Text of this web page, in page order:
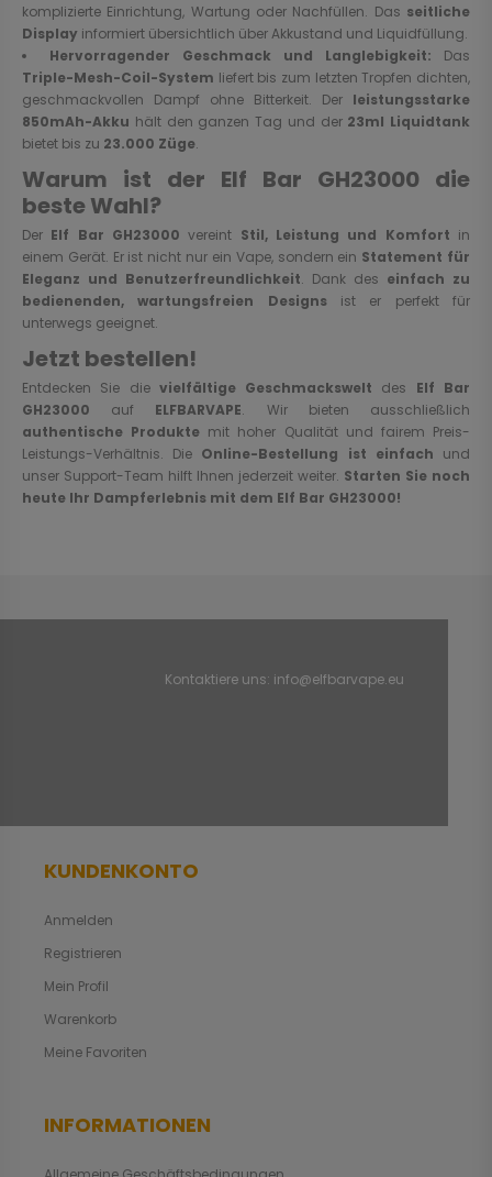
komplizierte Einrichtung, Wartung oder Nachfüllen. Das seitliche
Display informiert übersichtlich über Akkustand und Liquidfüllung.
Hervorragender Geschmack und Langlebigkeit: Das
Triple-Mesh-Coil-System liefert bis zum letzten Tropfen dichten,
geschmackvollen Dampf ohne Bitterkeit. Der leistungsstarke
850mAh-Akku hält den ganzen Tag und der 23ml Liquidtank
bietet bis zu 23.000 Züge.
Warum ist der Elf Bar GH23000 die
beste Wahl?
Der Elf Bar GH23000 vereint Stil, Leistung und Komfort in
einem Gerät. Er ist nicht nur ein Vape, sondern ein Statement für
Eleganz und Benutzerfreundlichkeit. Dank des einfach zu
bedienenden, wartungsfreien Designsist er perfekt für
unterwegs geeignet.
Jetzt bestellen!
Entdecken Sie die vielfältige Geschmackswelt des Elf Bar
GH23000 auf ELFBARVAPE. Wir bieten ausschließlich
authentische Produkte mit hoher Qualität und fairem Preis-
Leistungs-Verhältnis. Die Online-Bestellung ist einfach und
unser Support-Team hilft Ihnen jederzeit weiter. Starten Sie noch
heute Ihr Dampferlebnis mit dem Elf Bar GH23000!
Kontaktiere uns: info@elfbarvape.eu
KUNDENKONTO
Anmelden
Registrieren
Mein Profil
Warenkorb
Meine Favoriten
INFORMATIONEN